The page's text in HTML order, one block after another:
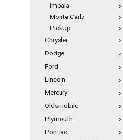
Impala
Monte Carlo
PickUp
Chrysler
Dodge
Ford
Lincoln
Mercury
Oldsmobile
Plymouth
Pontiac